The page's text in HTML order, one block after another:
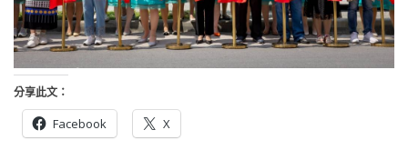
分享此文：
Facebook X